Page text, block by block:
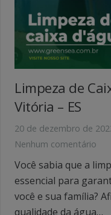
Limpeza de
Vitória – ES
20 de dezembro de
Nenhum comentário
Você sabia que a
essencial para
você e sua família?
qualidade da água…